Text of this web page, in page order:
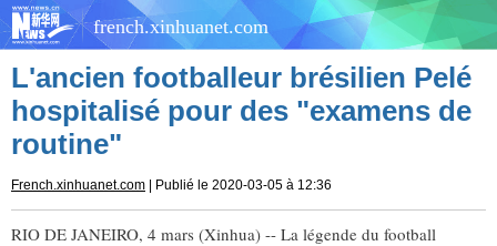
french.xinhuanet.com
L'ancien footballeur brésilien Pelé
hospitalisé pour des "examens de
routine"
French.xinhuanet.com | Publié le 2020-03-05 à 12:36
RIO DE JANEIRO, 4 mars (Xinhua) -- La légende du football